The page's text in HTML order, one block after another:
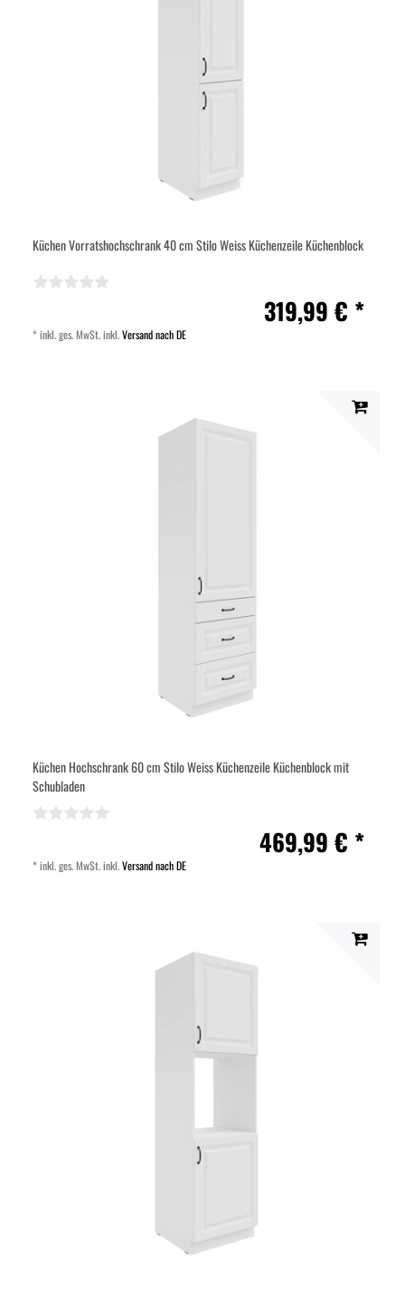
Küchen Vorratshochschrank 40 cm Stilo Weiss Küchenzeile Küchenblock
319,99 € *
*inkl. ges. MwSt.inkl.Versand nach DE
Küchen Hochschrank 60 cm Stilo Weiss Küchenzeile Küchenblock mit
Schubladen
469,99 € *
*inkl. ges. MwSt.inkl.Versand nach DE